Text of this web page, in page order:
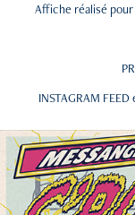
Affiche réalisé
INSTAGRAM